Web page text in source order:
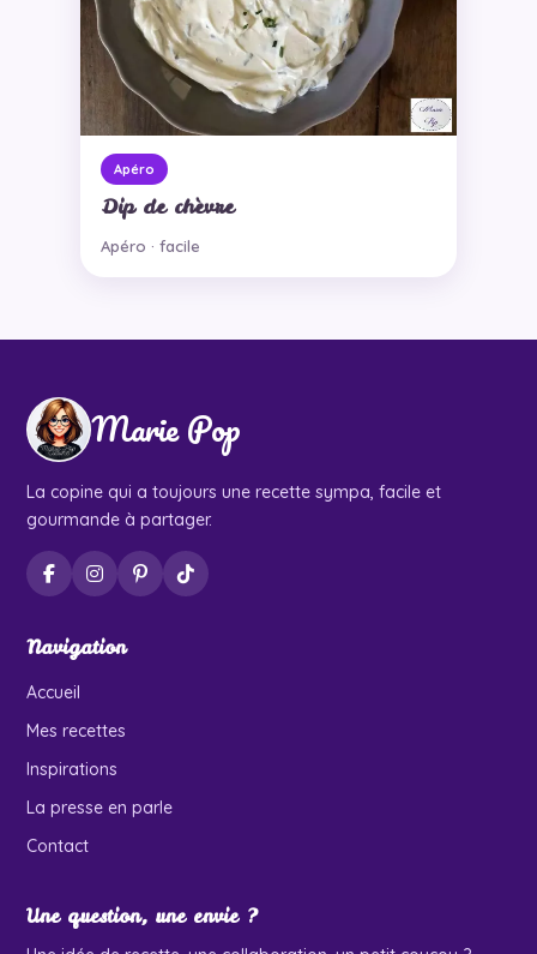
Apéro
Dip de chèvre
Apéro · facile
Marie Pop
La copine qui a toujours une recette sympa, facile et
gourmande à partager.
Navigation
Accueil
Mes recettes
Inspirations
La presse en parle
Contact
Une question, une envie ?